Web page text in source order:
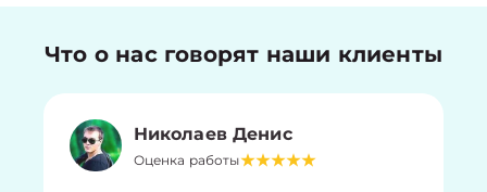
Что о нас говорят наши клиенты
Николаев Денис
Оценка работы